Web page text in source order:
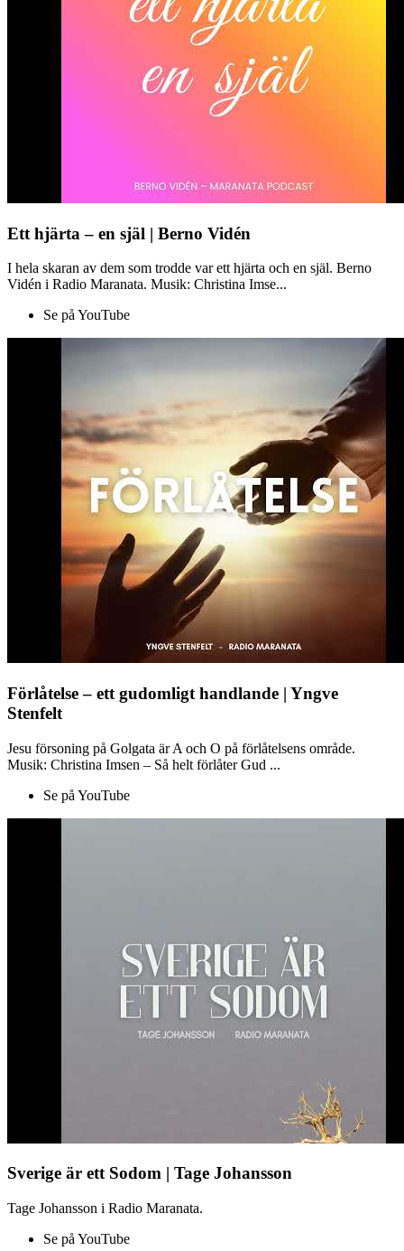
Ett hjärta – en själ | Berno Vidén
I hela skaran av dem som trodde var ett hjärta och en själ. Berno
Vidén i Radio Maranata. Musik: Christina Imse...
Se på YouTube
Förlåtelse – ett gudomligt handlande | Yngve
Stenfelt
Jesu försoning på Golgata är A och O på förlåtelsens område.
Musik: Christina Imsen – Så helt förlåter Gud ...
Se på YouTube
Sverige är ett Sodom | Tage Johansson
Tage Johansson i Radio Maranata.
Se på YouTube